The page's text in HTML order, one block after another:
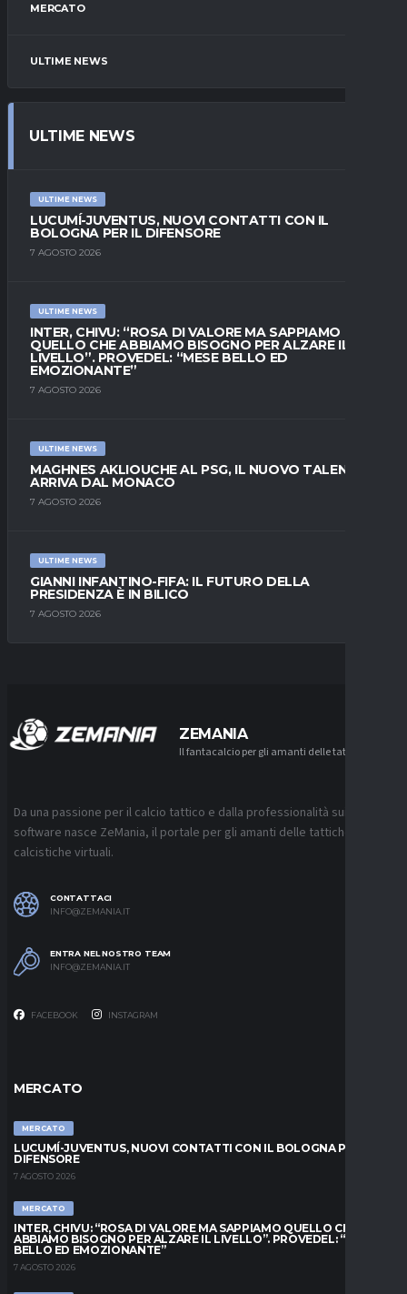
MERCATO
ULTIME NEWS
ULTIME NEWS
ULTIME NEWS
LUCUMÍ-JUVENTUS, NUOVI CONTATTI CON IL
BOLOGNA PER IL DIFENSORE
7 AGOSTO 2026
ULTIME NEWS
INTER, CHIVU: “ROSA DI VALORE MA SAPPIAMO
QUELLO CHE ABBIAMO BISOGNO PER ALZARE IL
LIVELLO”. PROVEDEL: “MESE BELLO ED
EMOZIONANTE”
7 AGOSTO 2026
ULTIME NEWS
MAGHNES AKLIOUCHE AL PSG, IL NUOVO TALENTO
ARRIVA DAL MONACO
7 AGOSTO 2026
ULTIME NEWS
GIANNI INFANTINO-FIFA: IL FUTURO DELLA
PRESIDENZA È IN BILICO
7 AGOSTO 2026
ZEMANIA
Il fantacalcio per gli amanti delle tattiche
Da una passione per il calcio tattico e dalla professionalità sui
software nasce ZeMania, il portale per gli amanti delle tattiche
calcistiche virtuali.
CONTATTACI
INFO@ZEMANIA.IT
ENTRA NEL NOSTRO TEAM
INFO@ZEMANIA.IT
FACEBOOK INSTAGRAM
MERCATO
MERCATO
LUCUMÍ-JUVENTUS, NUOVI CONTATTI CON IL BOLOGNA PER IL
DIFENSORE
7 AGOSTO 2026
MERCATO
INTER, CHIVU: “ROSA DI VALORE MA SAPPIAMO QUELLO CHE
ABBIAMO BISOGNO PER ALZARE IL LIVELLO”. PROVEDEL: “MESE
BELLO ED EMOZIONANTE”
7 AGOSTO 2026